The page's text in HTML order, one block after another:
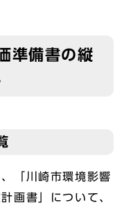
準備書の縦
「川崎市環境影響
画書」について、